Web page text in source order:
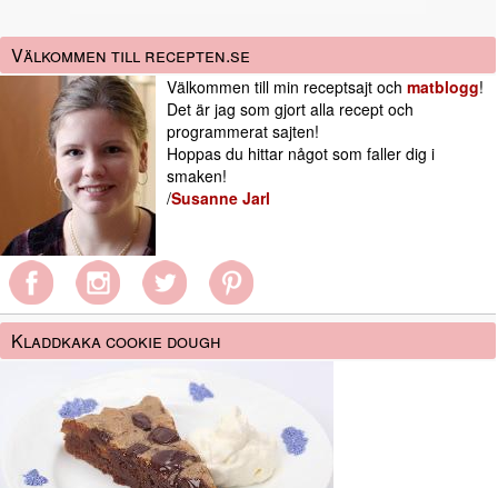
Välkommen till recepten.se
Välkommen till min receptsajt och matblogg!
Det är jag som gjort alla recept och
programmerat sajten!
Hoppas du hittar något som faller dig i
smaken!
/Susanne Jarl
Kladdkaka cookie dough